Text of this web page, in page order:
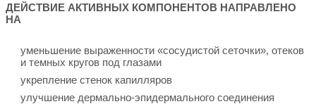
ДЕЙСТВИЕ АКТИВНЫХ КОМПОНЕНТОВ НАПРАВЛЕНО
НА
уменьшение выраженности «сосудистой сеточки», отеков
и темных кругов под глазами
укрепление стенок капилляров
улучшение дермально-эпидермального соединения